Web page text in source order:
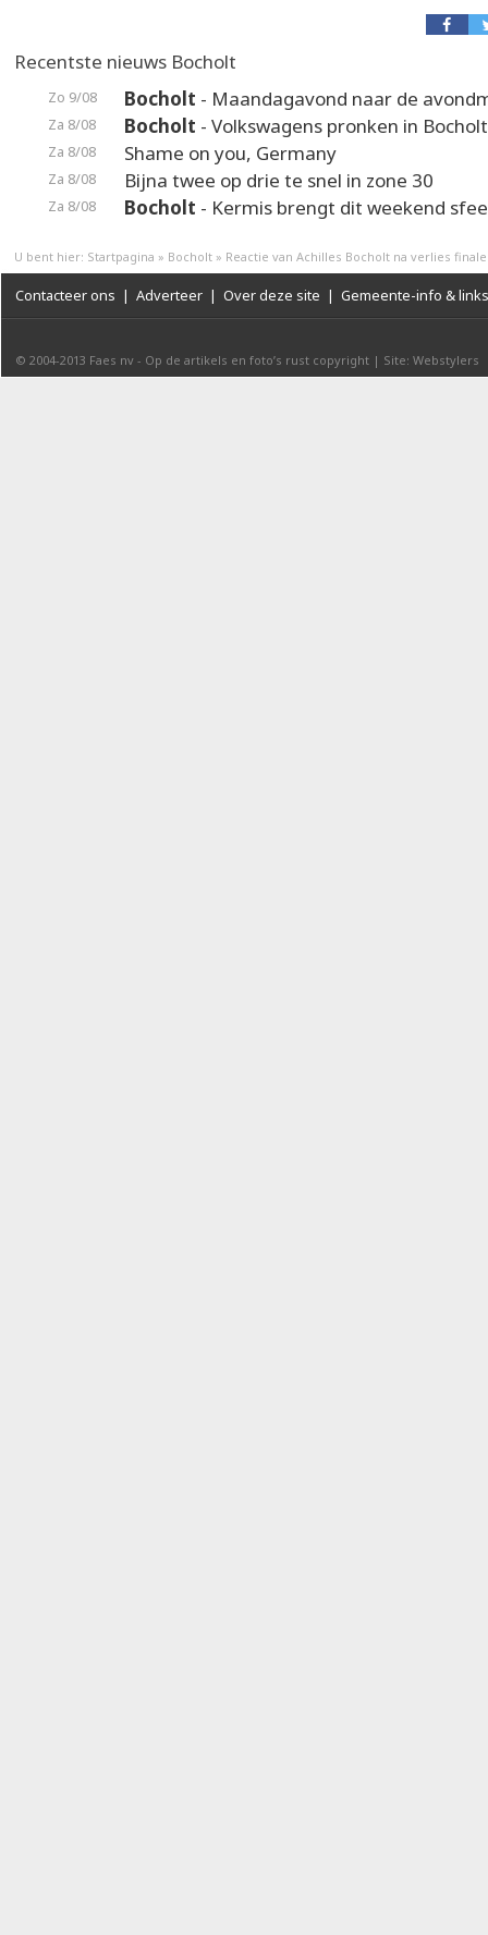
Recentste nieuws Bocholt
Zo 9/08 Bocholt - Maandagavond naar de
Za 8/08 Bocholt - Volkswagens pronken in Bocholt
Za 8/08 Shame on you, Germany
Za 8/08 Bijna twee op drie te snel in zone 30
Za 8/08 Bocholt - Kermis brengt dit weekend
U bent hier: Startpagina » Bocholt » Reactie van Achilles Bocholt na verlies finale
Contacteer ons | Adverteer | Over deze site | Gemeente-info & links
© 2004-2013 Faes nv - Op de artikels en foto’s rust copyright | Site: Webstylers